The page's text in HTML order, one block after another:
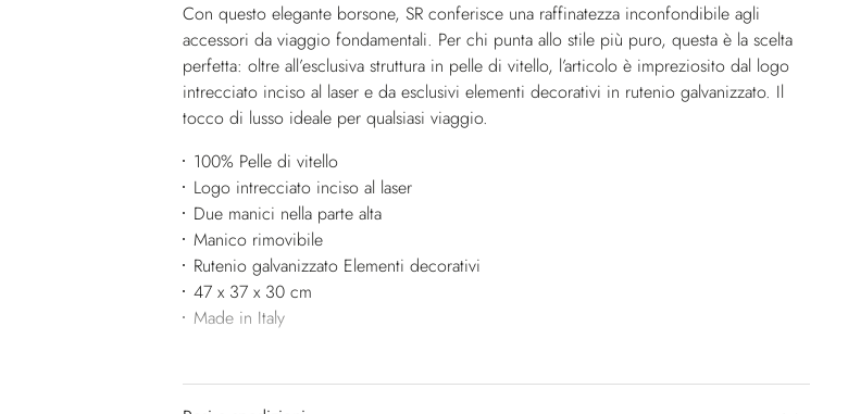
Con questo elegante borsone, SR conferisce una raffinatezza inconfondibile agli
accessori da viaggio fondamentali. Per chi punta allo stile più puro, questa è la scelta
perfetta: oltre all’esclusiva struttura in pelle di vitello, l’articolo è impreziosito dal logo
intrecciato inciso al laser e da esclusivi elementi decorativi in rutenio galvanizzato. Il
tocco di lusso ideale per qualsiasi viaggio.
100% Pelle di vitello
Logo intrecciato inciso al laser
Due manici nella parte alta
Manico rimovibile
Rutenio galvanizzato Elementi decorativi
47 x 37 x 30 cm
Made in Italy